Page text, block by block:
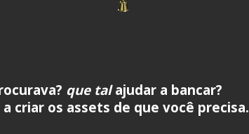
que talajudar a bancar?
criar os assets de que você precisa.